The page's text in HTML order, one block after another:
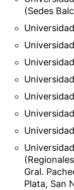
(Sedes
Gral.
Plata, San